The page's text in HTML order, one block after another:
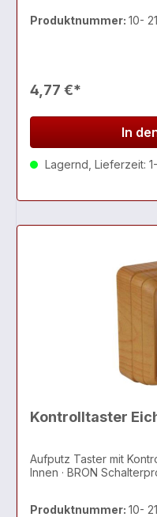
Produktnummer: 10-
4,77 €*
In
Lagernd, Lieferzeit:
Kontrolltaster
Aufputz Taster mit
Innen · BRON
Produktnummer: 10-